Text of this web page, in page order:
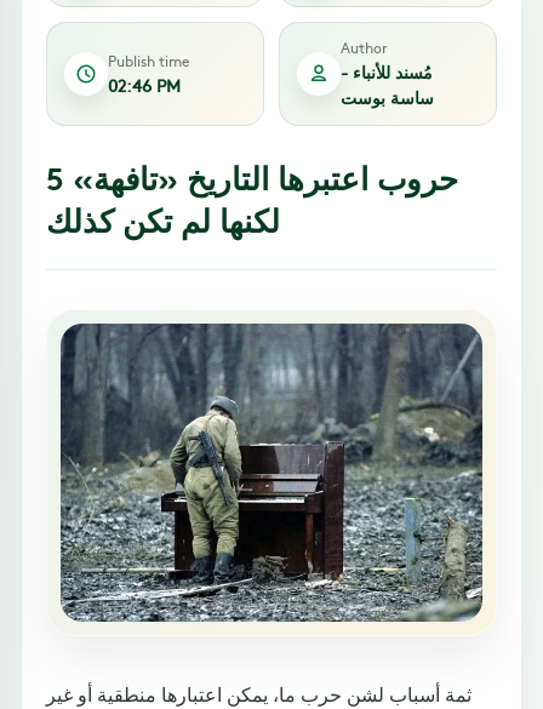
Publish time
02:46 PM
Author
مُسند للأنباء -
ساسة بوست
5 حروب اعتبرها التاريخ «تافهة»
لكنها لم تكن كذلك
ثمة أسباب لشن حرب ما، يمكن اعتبارها منطقية أو غير